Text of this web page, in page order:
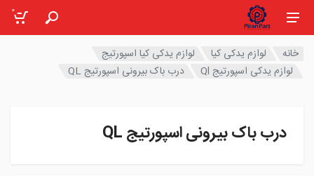
0
خانه لوازم یدکی کیا
لوازم یدکی کیا اسپورتیج
لوازم یدکی اسپورتیج Ql
درب باک بیرونی اسپورتیج QL
درب باک بیرونی اسپورتیج QL